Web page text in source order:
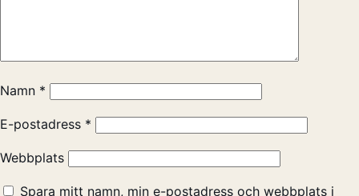
Namn *
E-postadress *
Webbplats
Spara mitt namn, min e-postadress och webbplats i